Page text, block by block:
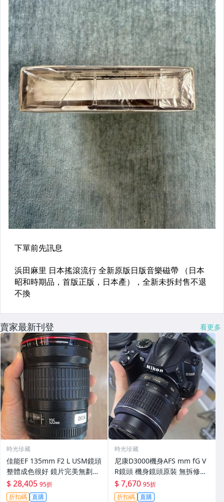
賣家最新刊登 看更多
時光珍藏
佳能EF 135mm F2 L USM鏡頭
整體成色很好 鏡片完美無劃痕
功能一切正常 無拆修無-3430
$ 28,405 95折
折扣碼 直購
時光珍藏
尼康D3000機身AFS mm fG V
R鏡頭 機身鏡頭原裝 無拆修無
翻新 有輕微使用痕跡 鏡頭-34
30
$ 7,670 95折
折扣碼 直購